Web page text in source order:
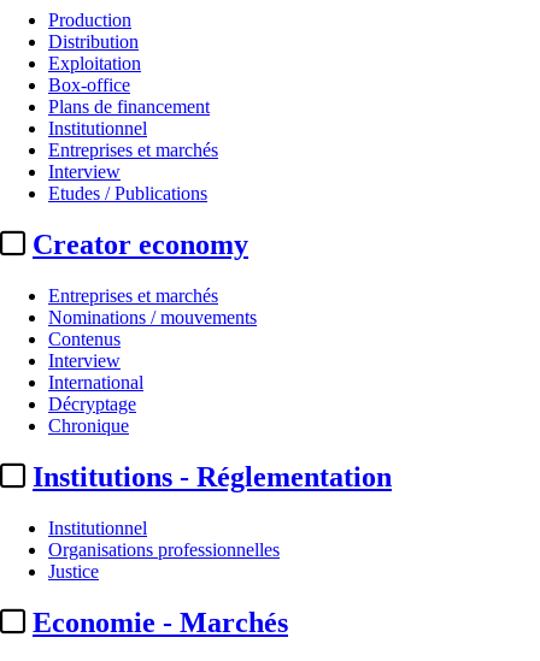
Production
Distribution
Exploitation
Box-office
Plans de financement
Institutionnel
Entreprises et marchés
Interview
Etudes / Publications
Creator economy
Entreprises et marchés
Nominations / mouvements
Contenus
Interview
International
Décryptage
Chronique
Institutions - Réglementation
Institutionnel
Organisations professionnelles
Justice
Economie - Marchés